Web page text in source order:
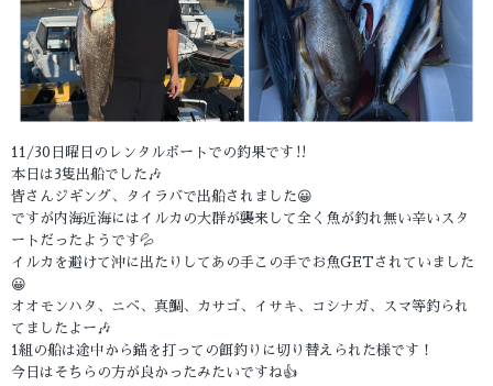
11/30日曜日のレンタルボートでの釣果です‼️
本日は3隻出船でした🎶
皆さんジギング、タイラバで出船されました😀
ですが内海近海にはイルカの大群が襲来して全く魚が釣れ無い辛いスタ
ートだったようです💦
イルカを避けて沖に出たりしてあの手この手でお魚GETされていました
😀
オオモンハタ、ニベ、真鯛、カサゴ、イサキ、コシナガ、スマ等釣られ
てましたよー🎶
1組の船は途中から錨を打っての餌釣りに切り替えられた様です！
今日はそちらの方が良かったみたいですね👍